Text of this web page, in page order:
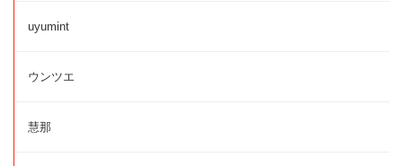
uyumint
ウンツエ
慧那